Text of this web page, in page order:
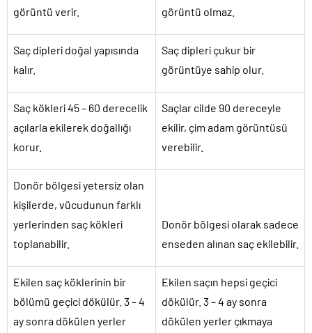
görüntü verir.
görüntü olmaz.
Saç dipleri doğal yapısında
kalır.
Saç dipleri çukur bir
görüntüye sahip olur.
Saç kökleri 45 – 60 derecelik
açılarla ekilerek doğallığı
korur.
Saçlar cilde 90 dereceyle
ekilir, çim adam görüntüsü
verebilir.
Donör bölgesi yetersiz olan
kişilerde, vücudunun farklı
yerlerinden saç kökleri
toplanabilir.
Donör bölgesi olarak sadece
enseden alınan saç ekilebilir.
Ekilen saç köklerinin bir
bölümü geçici dökülür. 3 – 4
ay sonra dökülen yerler
Ekilen saçın hepsi geçici
dökülür. 3 – 4 ay sonra
dökülen yerler çıkmaya